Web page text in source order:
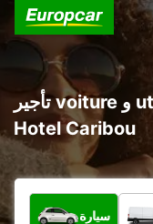
تأجير voiture و utilitaire في Mamoudzou
Hotel Caribou
ما نوع المركبة؟
سيارة